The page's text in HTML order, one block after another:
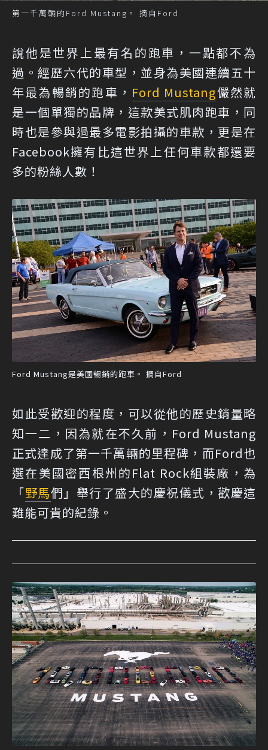
第一千萬輛的Ford Mustang。 摘自Ford
說他是世界上最有名的跑車，一點都不為
過。經歷六代的車型，並身為美國連續五十
年最為暢銷的跑車， Ford Mustang儼然就
是一個單獨的品牌，這款美式肌肉跑車，同
時也是參與過最多電影拍攝的車款，更是在
Facebook擁有比這世界上任何車款都還要
多的粉絲人數！
Ford Mustang是美國暢銷的跑車。 摘自Ford
如此受歡迎的程度，可以從他的歷史銷量略
知一二，因為就在不久前，Ford Mustang
正式達成了第一千萬輛的里程碑，而Ford也
選在美國密西根州的Flat Rock組裝廠，為
「野馬們」舉行了盛大的慶祝儀式，歡慶這
難能可貴的紀錄。